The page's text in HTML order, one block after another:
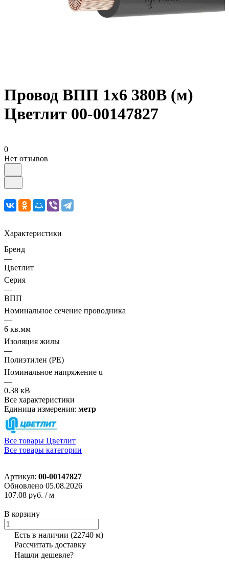
Провод ВПП 1х6 380В (м)
Цветлит 00-00147827
0
Нет отзывов
Характеристики
Бренд
—
Цветлит
Серия
—
ВПП
Номинальное сечение проводника
—
6 кв.мм
Изоляция жилы
—
Полиэтилен (PE)
Номинальное напряжение u
—
0.38 кВ
Все характеристики
Единица измерения: метр
Все товары Цветлит
Все товары категории
Артикул: 00-00147827
Обновлено 05.08.2026
107.08 руб. / м
В корзину
Есть в наличии (22740 м)
Рассчитать доставку
Нашли дешевле?